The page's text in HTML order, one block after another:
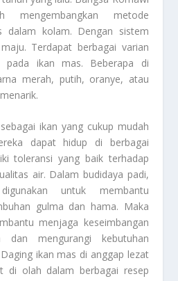
metode
dalam kolam. Dengan sistem
Terdapat berbagai varian
pada ikan mas. Beberapa di
merah, putih, oranye, atau
ikan yang cukup mudah
dapat hidup di berbagai
toleransi yang baik terhadap
air. Dalam budidaya padi,
untuk membantu
gulma dan hama. Maka
menjaga keseimbangan
mengurangi kebutuhan
ikan mas di anggap lezat
di olah dalam berbagai resep